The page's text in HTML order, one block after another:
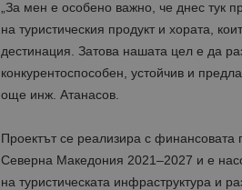
„За мен е особено важно, че днес тук
на туристическия продукт и хората,
дестинация. Затова нашата цел е да
конкурентоспособен, устойчив и
още инж. Атанасов.
Проектът се реализира с
Северна Македония 2021–2027 и е
на туристическата инфраструктура и
_ga_FK650GXHRZ